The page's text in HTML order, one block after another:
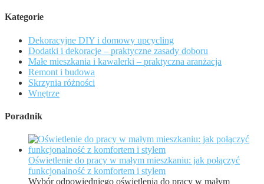
Kategorie
Dekoracyjne DIY i domowy upcycling
Dodatki i dekoracje – praktyczne zasady doboru
Małe mieszkania i kawalerki – praktyczna aranżacja
Remont i budowa
Skrzynia różności
Wnętrze
Poradnik
Oświetlenie do pracy w małym mieszkaniu: jak połączyć
funkcjonalność z komfortem i stylem
Wybór odpowiedniego oświetlenia do pracy w małym